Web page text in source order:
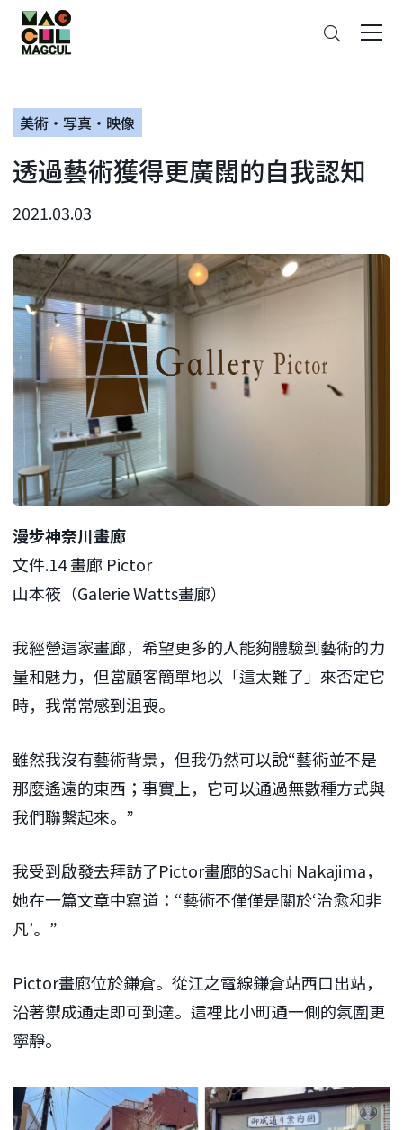
ン
テ
ン
に
ス
ッ
プ
美術・写真・映像
透過藝術獲得更廣闊的自我認知
2021.03.03
漫步神奈川畫廊
文件.14 畫廊 Pictor
山本筱（Galerie Watts畫廊）
我經營這家畫廊，希望更多的人能夠體驗到藝術的力
量和魅力，但當顧客簡單地以「這太難了」來否定它
時，我常常感到沮喪。
雖然我沒有藝術背景，但我仍然可以說“藝術並不是
那麼遙遠的東西；事實上，它可以通過無數種方式與
我們聯繫起來。”
我受到啟發去拜訪了Pictor畫廊的Sachi Nakajima，
她在一篇文章中寫道：“藝術不僅僅是關於‘治愈和非
凡’。”
Pictor畫廊位於鎌倉。從江之電線鎌倉站西口出站，
沿著禦成通走即可到達。這裡比小町通一側的氛圍更
寧靜。